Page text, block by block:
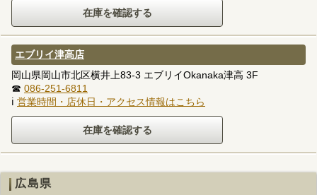
エブリイ津高店
岡山県岡山市北区横井上83-3 エブリイOkanaka津高 3F
☎ 086-251-6811
ℹ 営業時間・店休日・アクセス情報はこちら
広島県